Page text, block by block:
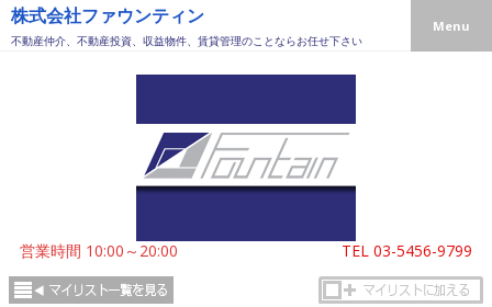
株式会社ファウンティン
不動産仲介、不動産投資、収益物件、賃貸管理のことならお任せ下さい
営業時間 10:00～20:00 TEL 03-5456-9799
Menu